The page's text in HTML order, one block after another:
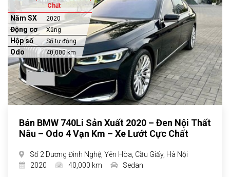
Chất
Năm SX 2020
Động cơ Xăng
Hộp số Số tự động
Odo 40,000 km
Bán BMW 740Li Sản Xuất 2020 – Đen Nội Thất
Nâu – Odo 4 Vạn Km – Xe Lướt Cực Chất
Số 2 Dương Đình Nghệ, Yên Hòa, Cầu Giấy, Hà Nội
2020
40,000 km Sedan